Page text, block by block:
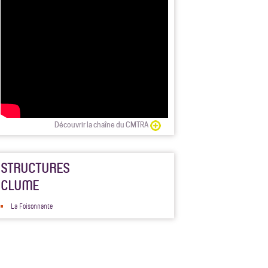
Découvrir la chaîne du CMTRA
STRUCTURES
CLUME
La Foisonnante